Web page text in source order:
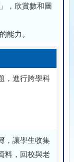
，欣賞數和圖
能力。
，進行跨學科
，讓學生收集
料，回校與老